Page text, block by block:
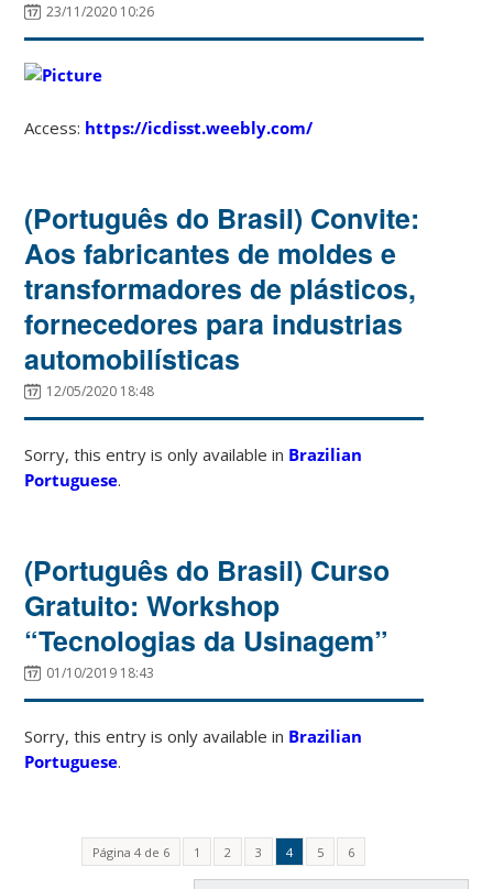
23/11/2020 10:26
Access: https://icdisst.weebly.com/
(Português do Brasil) Convite:
Aos fabricantes de moldes e
transformadores de plásticos,
fornecedores para industrias
automobilísticas
12/05/2020 18:48
Sorry, this entry is only available in Brazilian
Portuguese.
(Português do Brasil) Curso
Gratuito: Workshop
“Tecnologias da Usinagem”
01/10/2019 18:43
Sorry, this entry is only available in Brazilian
Portuguese.
Página 4 de 6 1 2 3 4 5 6